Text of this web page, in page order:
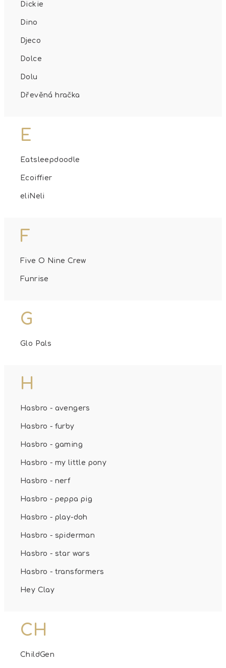
Dickie
Dino
Djeco
Dolce
Dolu
Dřevěná hračka
E
Eatsleepdoodle
Ecoiffier
eliNeli
F
Five O Nine Crew
Funrise
G
Glo Pals
H
Hasbro - avengers
Hasbro - furby
Hasbro - gaming
Hasbro - my little pony
Hasbro - nerf
Hasbro - peppa pig
Hasbro - play-doh
Hasbro - spiderman
Hasbro - star wars
Hasbro - transformers
Hey Clay
CH
ChildGen